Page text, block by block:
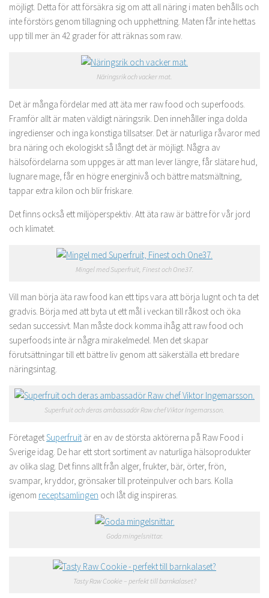
möjligt. Detta för att försäkra sig om att all näring i maten behålls och
inte förstörs genom tillagning och upphettning. Maten får inte hettas
upp till mer än 42 grader för att räknas som raw.
Näringsrik och vacker mat.
Det är många fördelar med att äta mer raw food och superfoods.
Framför allt är maten väldigt näringsrik. Den innehåller inga dolda
ingredienser och inga konstiga tillsatser. Det är naturliga råvaror med
bra näring och ekologiskt så långt det är möjligt. Några av
hälsofördelarna som uppges är att man lever längre, får slätare hud,
lugnare mage, får en högre energinivå och bättre matsmältning,
tappar extra kilon och blir friskare.
Det finns också ett miljöperspektiv. Att äta raw är bättre för vår jord
och klimatet.
Mingel med Superfruit, Finest och One37.
Vill man börja äta raw food kan ett tips vara att börja lugnt och ta det
gradvis. Börja med att byta ut ett mål i veckan till råkost och öka
sedan successivt. Man måste dock komma ihåg att raw food och
superfoods inte är några mirakelmedel. Men det skapar
förutsättningar till ett bättre liv genom att säkerställa ett bredare
näringsintag.
Superfruit och deras ambassadör Raw chef Viktor Ingemarsson.
FöretagetSuperfruit är en av de största aktörerna på Raw Food i
Sverige idag. De har ett stort sortiment av naturliga hälsoprodukter
av olika slag. Det finns allt från alger, frukter, bär, örter, frön,
svampar, kryddor, grönsaker till proteinpulver och bars. Kolla
igenom receptsamlingen och låt dig inspireras.
Goda mingelsnittar.
Tasty Raw Cookie – perfekt till barnkalaset?